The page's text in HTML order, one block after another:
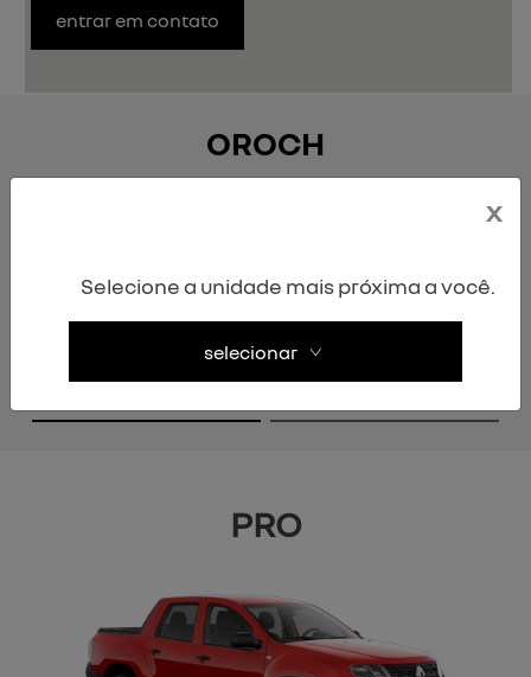
entrar em contato
OROCH
versões
Anterior
PRO
x
Selecione a unidade mais próxima a você.
selecionar